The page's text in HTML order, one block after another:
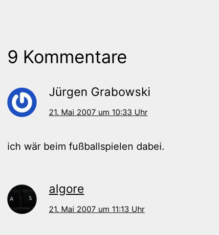
9 Kommentare
Jürgen Grabowski
21. Mai 2007 um 10:33 Uhr
ich wär beim fußballspielen dabei.
algore
21. Mai 2007 um 11:13 Uhr